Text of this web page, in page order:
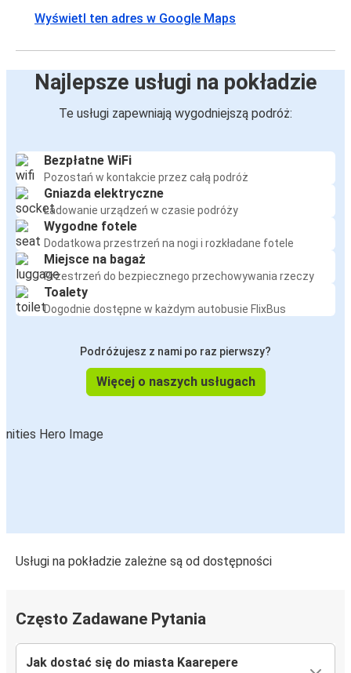
Wyświetl ten adres w Google Maps
Najlepsze usługi na pokładzie
Te usługi zapewniają wygodniejszą podróż:
Bezpłatne WiFi
Pozostań w kontakcie przez całą podróż
Gniazda elektryczne
Ładowanie urządzeń w czasie podróży
Wygodne fotele
Dodatkowa przestrzeń na nogi i rozkładane fotele
Miejsce na bagaż
Przestrzeń do bezpiecznego przechowywania rzeczy
Toalety
Dogodnie dostępne w każdym autobusie FlixBus
Podróżujesz z nami po raz pierwszy?
Więcej o naszych usługach
Usługi na pokładzie zależne są od dostępności
Często Zadawane Pytania
Jak dostać się do miasta Kaarepere